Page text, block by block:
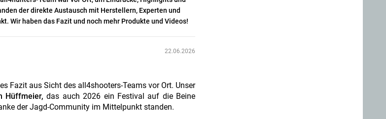
der direkte Austausch mit Herstellern, Experten und
Wir haben das Fazit und noch mehr Produkte und Videos!
22.06.2026
Fazit aus Sicht des all4shooters-Teams vor Ort. Unser
Hüffmeier, das auch 2026 ein Festival auf die Beine
der Jagd-Community im Mittelpunkt standen.